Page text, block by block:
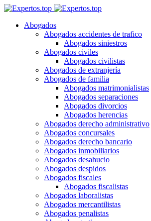
Abogados
Abogados accidentes de trafico
Abogados siniestros
Abogados civiles
Abogados civilistas
Abogados de extranjería
Abogados de familia
Abogados matrimonialistas
Abogados separaciones
Abogados divorcios
Abogados herencias
Abogados derecho administrativo
Abogados concursales
Abogados derecho bancario
Abogados inmobiliarios
Abogados desahucio
Abogados despidos
Abogados fiscales
Abogados fiscalistas
Abogados laboralistas
Abogados mercantilistas
Abogados penalistas